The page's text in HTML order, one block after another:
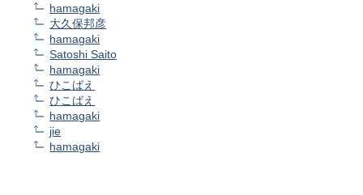
hamagaki
大久保邦彦
hamagaki
Satoshi Saito
hamagaki
ひこばえ
ひこばえ
hamagaki
jie
hamagaki